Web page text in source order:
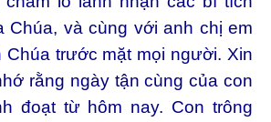
Chúa, và cùng với anh chị em
Chúa trước mặt mọi người. Xin
rằng ngày tận cùng của con
đoạt từ hôm nay. Con trông